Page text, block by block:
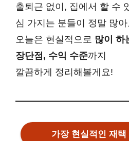
출퇴근 없이, 집에서 할 수
심 가지는 분들이 정말 많아
오늘은 현실적으로 많이 하
장단점, 수익 수준까지
깔끔하게 정리해볼게요!
가장 현실적인 재